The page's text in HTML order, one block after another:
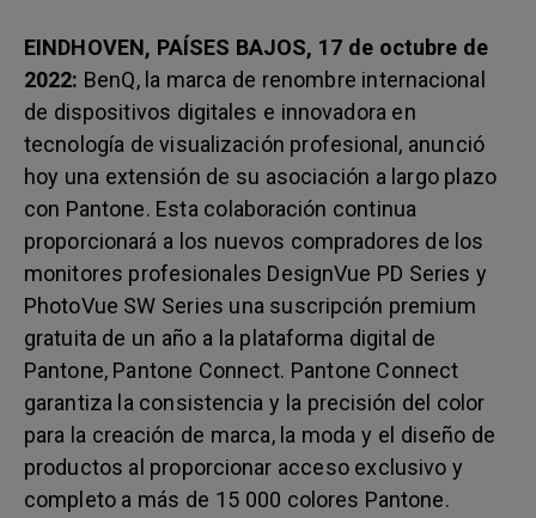
EINDHOVEN, PAÍSES BAJOS, 17 de octubre de
2022: BenQ, la marca de renombre internacional
de dispositivos digitales e innovadora en
tecnología de visualización profesional, anunció
hoy una extensión de su asociación a largo plazo
con Pantone. Esta colaboración continua
proporcionará a los nuevos compradores de los
monitores profesionales DesignVue PD Series y
PhotoVue SW Series una suscripción premium
gratuita de un año a la plataforma digital de
Pantone, Pantone Connect. Pantone Connect
garantiza la consistencia y la precisión del color
para la creación de marca, la moda y el diseño de
productos al proporcionar acceso exclusivo y
completo a más de 15 000 colores Pantone.